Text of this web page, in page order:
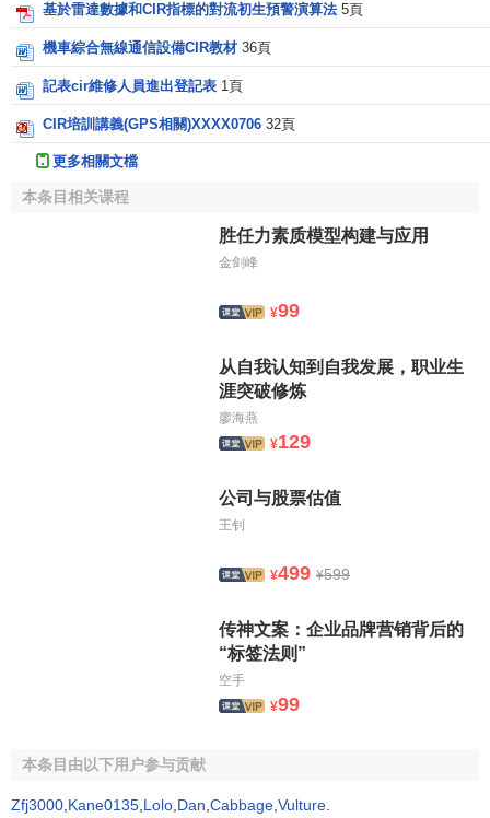
具有較大的不確定性，因而未來的消費具有較大的不確定
性，風險迴避投資者就會對債券定價較高，而它的某些
與各種經濟狀況有關。總體而言，CIR模型認為，在大多數情
況下，利率期限結構中包含著正值的期限溢價。根據該模
型，期限結構曲線任何一點上收益率的變化都與曲線高一點
上收益率的變化完全相關。此外，
即前面公式中的平均值，因此長期利率可以被視為CIR模型期
告訴我們，長期利率在何種程度上迅速地向正常利率回歸。
——這些證券的償付取決於利率——如債券的
新的CIR模型是兩因素的。兩因素模型認為，隨著時間的推
移，短期利率將趨向長期利率水平。與單因素模型描述短期
利率，認為短期利率趨向一個平均值不同，兩因素模型將利
率的變化描述為兩種隨機過程，即短期利率的隨機過程和長
變數和總體均衡。因此，它包含了風險迴避、時間 消費偏
風險補償的因素和眾多的投資選擇。儘
管該公式具有眾多優點，但是它太複雜，在估算經濟參數、
以推導出債券以及其他金融工具
基於雷達數據和CIR指標的對流初生預警演算法 5頁
機車綜合無線通信設備CIR教材 36頁
記表cir維修人員進出登記表 1頁
CIR培訓講義(GPS相關)XXXX0706 32頁
更多相關文檔
本条目相关课程
胜任力素质模型构建与应用
金剑峰
¥99
从自我认知到自我发展，职业生
涯突破修炼
廖海燕
¥129
公司与股票估值
王钊
¥499 ¥599
传神文案：企业品牌营销背后的
“标签法则”
空手
¥99
本条目由以下用户参与贡献
Zfj3000 Kane0135 Lolo Dan Cabbage Vulture